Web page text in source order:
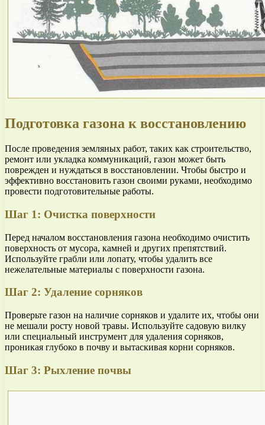
Подготовка газона к восстановлению
После проведения земляных работ, таких как строительство,
ремонт или укладка коммуникаций, газон может быть
поврежден и нуждаться в восстановлении. Чтобы быстро и
эффективно восстановить газон своими руками, необходимо
провести подготовительные работы.
Шаг 1: Очистка поверхности
Перед началом восстановления газона необходимо очистить
поверхность от мусора, камней и других препятствий.
Используйте грабли или лопату, чтобы удалить все
нежелательные материалы с поверхности газона.
Шаг 2: Удаление сорняков
Проверьте газон на наличие сорняков и удалите их, чтобы они
не мешали росту новой травы. Используйте садовую вилку
или специальный инструмент для удаления сорняков,
проникая глубоко в почву и вытаскивая корни сорняков.
Шаг 3: Рыхление почвы